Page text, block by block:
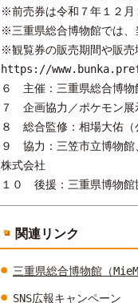
※前売券は令和７年１２月
※三重県総合博物館では、
※観覧券の販売期間や販売
https://
６ 主催：三重県総合博物
７ 企画協力／ポケモン展
８ 総合監修：相場大佑（
９ 協力：三笠市立博物館
株式会社
１０ 後援：三重県博物館
関連リンク
三重県総合博物館（
SNS広報キャンペーン